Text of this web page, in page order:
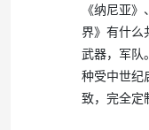
《纳尼亚
界》有什么
武器，军队
种受中世纪
致，完全定